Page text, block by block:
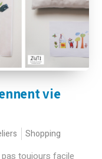
vie
Shopping
toujours facile